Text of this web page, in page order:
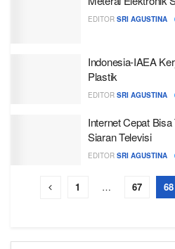
EDITOR SRI AGUSTINA
Indonesia-IAEA
Plastik
EDITOR SRI AGUSTINA
Internet Cepat
Siaran Televisi
EDITOR SRI AGUSTINA
1 … 67 68